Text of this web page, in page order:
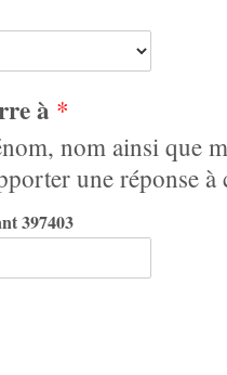
à *
nom ainsi que
une réponse à
397403